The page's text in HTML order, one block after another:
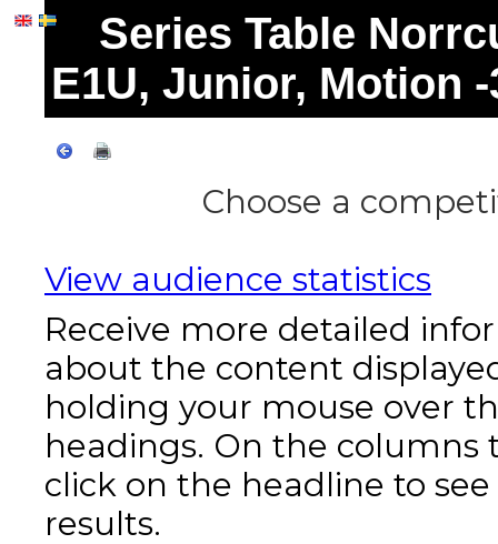
Series Table
E1U, Junior, Motion
Choose a
View audience statistics
Receive more detailed
about the content
holding your mouse over
headings. On the
click on the headline to
results.